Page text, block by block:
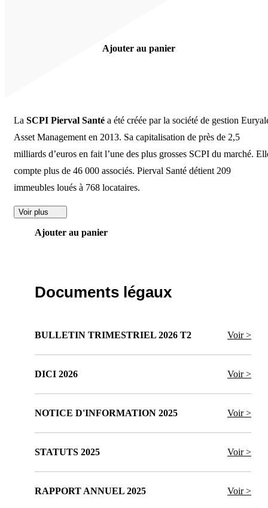
Ajouter au panier
La SCPI Pierval Santé a été créée par la société de gestion
Asset Management en 2013. Sa capitalisation de près de 2,5
milliards d’euros en fait l’une des plus grosses SCPI du marché.
compte plus de 46 000 associés. Pierval Santé détient 209
immeubles loués à 768 locataires.
Voir plus
Ajouter au panier
Documents légaux
BULLETIN TRIMESTRIEL 2026 T2 Voir >
DICI 2026 Voir >
NOTICE D'INFORMATION 2025 Voir >
STATUTS 2025 Voir >
RAPPORT ANNUEL 2025 Voir >